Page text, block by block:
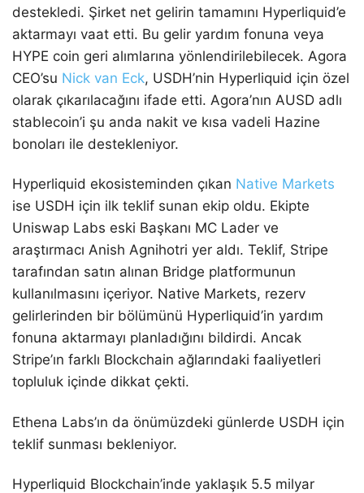
destekledi. Şirket net gelirin tamamını Hyperliquid’e
aktarmayı vaat etti. Bu gelir yardım fonuna veya
HYPE coin geri alımlarına yönlendirilebilecek. Agora
CEO’su Nick van Eck, USDH’nin Hyperliquid için özel
olarak çıkarılacağını ifade etti. Agora’nın AUSD adlı
stablecoin’i şu anda nakit ve kısa vadeli Hazine
bonoları ile destekleniyor.
Hyperliquid ekosisteminden çıkan Native Markets
ise USDH için ilk teklif sunan ekip oldu. Ekipte
Uniswap Labs eski Başkanı MC Lader ve
araştırmacı Anish Agnihotri yer aldı. Teklif, Stripe
tarafından satın alınan Bridge platformunun
kullanılmasını içeriyor. Native Markets, rezerv
gelirlerinden bir bölümünü Hyperliquid’in yardım
fonuna aktarmayı planladığını bildirdi. Ancak
Stripe’ın farklı Blockchain ağlarındaki faaliyetleri
topluluk içinde dikkat çekti.
Ethena Labs’ın da önümüzdeki günlerde USDH için
teklif sunması bekleniyor.
Hyperliquid Blockchain’inde yaklaşık 5.5 milyar